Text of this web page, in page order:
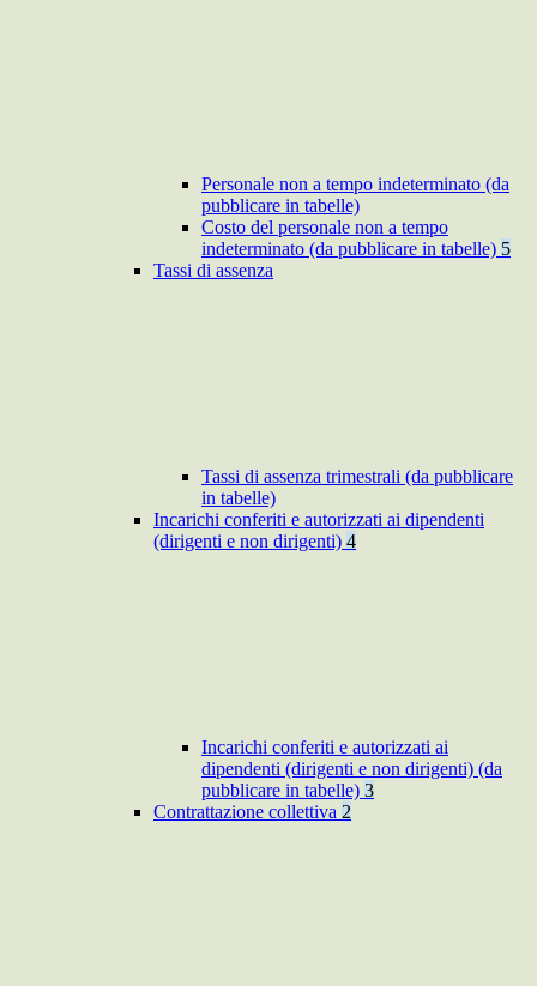
Personale non a tempo indeterminato (da
pubblicare in tabelle)
Costo del personale non a tempo
indeterminato (da pubblicare in tabelle) 5
Tassi di assenza
Tassi di assenza trimestrali (da pubblicare
in tabelle)
Incarichi conferiti e autorizzati ai dipendenti
(dirigenti e non dirigenti) 4
Incarichi conferiti e autorizzati ai
dipendenti (dirigenti e non dirigenti) (da
pubblicare in tabelle) 3
Contrattazione collettiva 2